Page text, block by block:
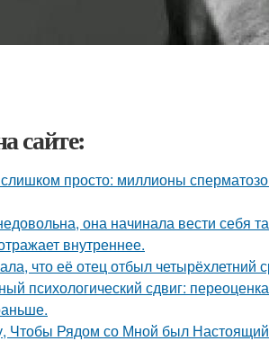
сайте:
просто: миллионы
она начинала вести себя
внутреннее.
что её отец отбыл четырёхлетний
психологический сдвиг:
Чтобы Рядом со Мной был